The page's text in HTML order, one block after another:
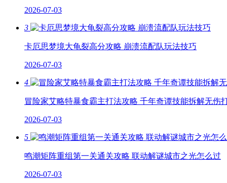
2026-07-03
3
卡厄思梦境大龟裂高分攻略 崩溃流配队玩法技巧
2026-07-03
4
冒险家艾略特暴食霸主打法攻略 千年奇谭技能拆解无伤
2026-07-03
5
鸣潮矩阵重组第一关通关攻略 联动解谜城市之光怎么过
2026-07-03